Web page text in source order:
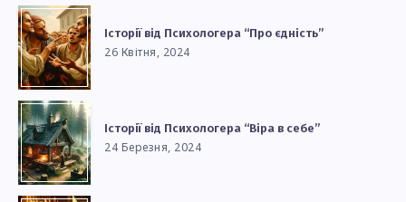
Історії від Психологера “Про єдність”
26 Квітня, 2024
Історії від Психологера “Віра в себе”
24 Березня, 2024